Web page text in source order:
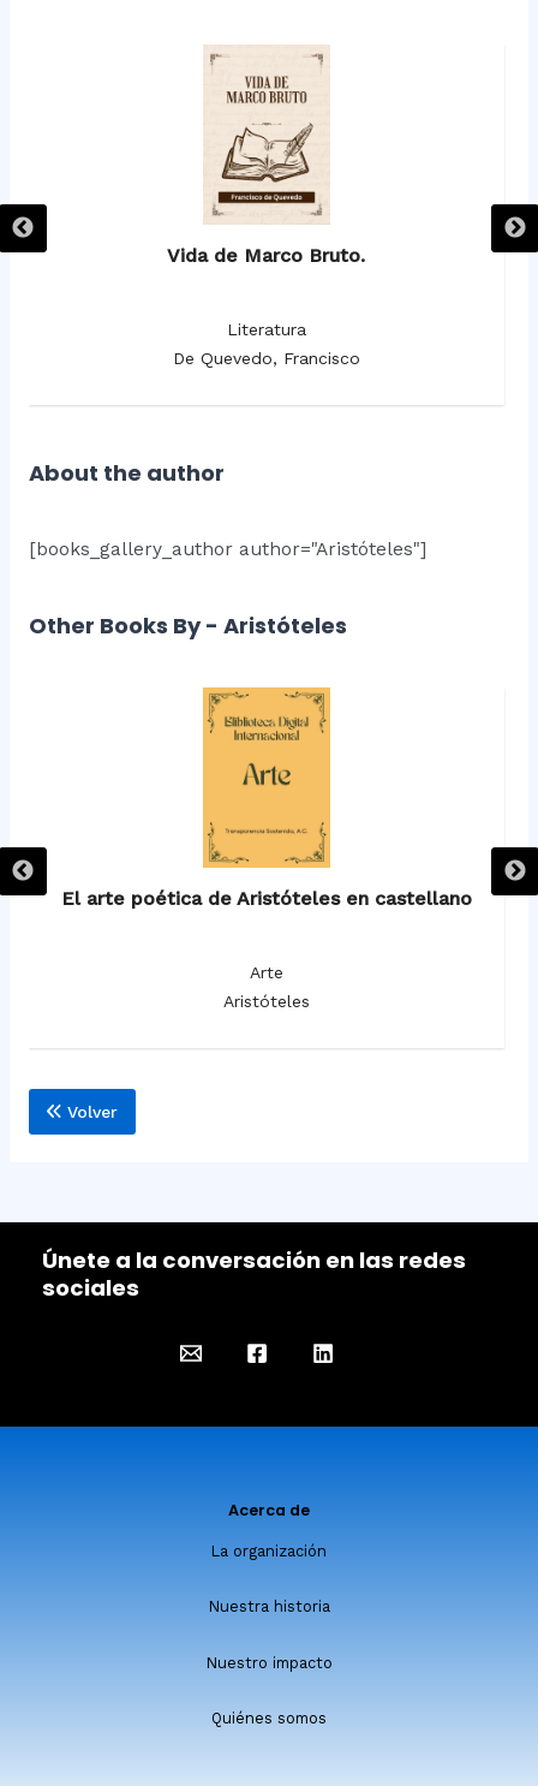
Vida de Marco Bruto.
Literatura
De Quevedo, Francisco
About the author
[books_gallery_author author="Aristóteles"]
Other Books By - Aristóteles
El arte poética de Aristóteles en castellano
Arte
Aristóteles
Volver
Únete a la conversación en las redes
sociales
Acerca de
La organización
Nuestra historia
Nuestro impacto
Quiénes somos